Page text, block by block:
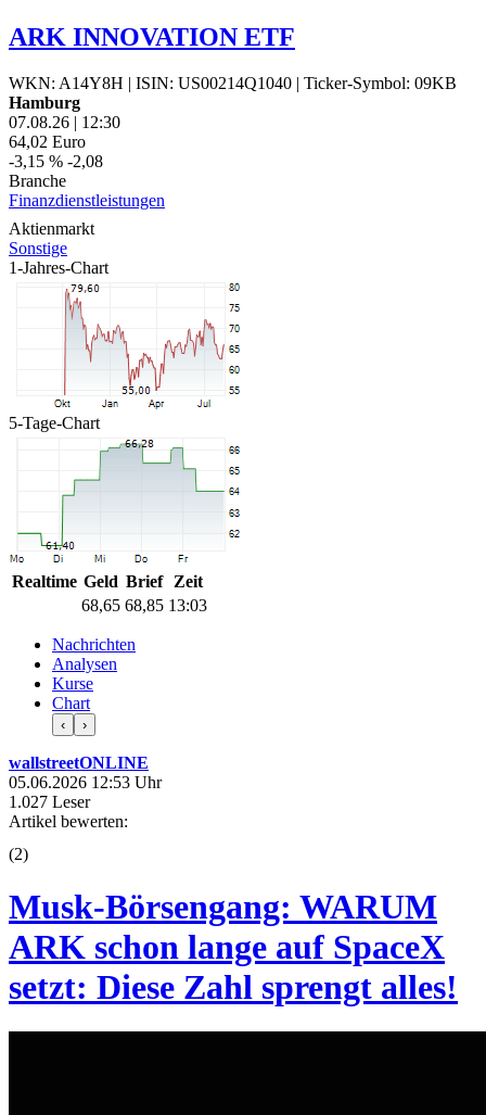
ARK INNOVATION ETF
WKN: A14Y8H | ISIN: US00214Q1040 | Ticker-Symbol: 09KB
Hamburg
07.08.26 | 12:30
64,02 Euro
-3,15 % -2,08
Branche
Finanzdienstleistungen
Aktienmarkt
Sonstige
1-Jahres-Chart
5-Tage-Chart
Realtime Geld Brief
Zeit
68,65 68,85 13:03
Nachrichten
Analysen
Kurse
Chart
‹ ›
wallstreetONLINE
05.06.2026 12:53 Uhr
1.027 Leser
Artikel bewerten:
(2)
Musk-Börsengang: WARUM
ARK schon lange auf SpaceX
setzt: Diese Zahl sprengt alles!